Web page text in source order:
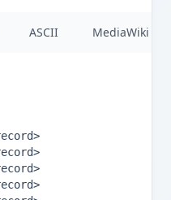
ASCII MediaWiki